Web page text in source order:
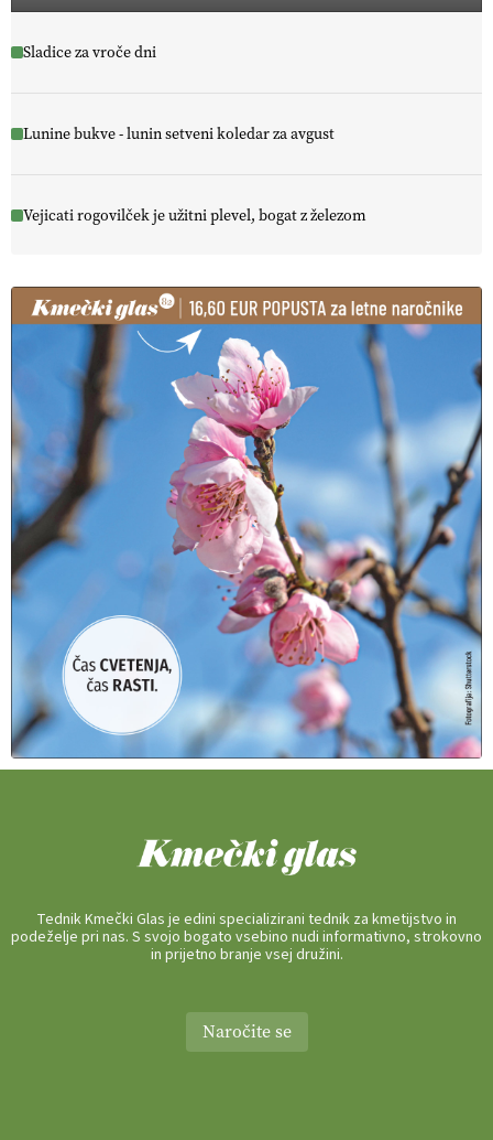
Sladice za vroče dni
Lunine bukve - lunin setveni koledar za avgust
Vejicati rogovilček je užitni plevel, bogat z železom
Tednik Kmečki Glas je edini specializirani tednik za kmetijstvo in
podeželje pri nas. S svojo bogato vsebino nudi informativno, strokovno
in prijetno branje vsej družini.
Naročite se